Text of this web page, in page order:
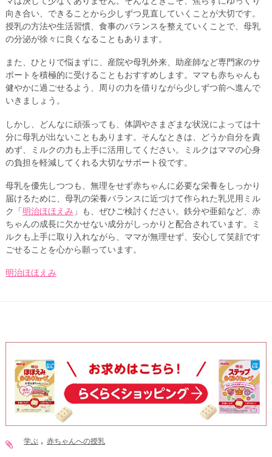
向き合い、できることから少しずつ見直していくことが大切です。
授乳の方法や生活習慣、食事のバランスを整えていくことで、母乳
の分泌が徐々に良くなることもあります。
また、ひとりで悩まずに、産院や母乳外来、助産師など専門家のサ
ポートを積極的に受けることもおすすめします。ママも赤ちゃんも
健やかに過ごせるよう、周りの力を借りながら少しずつ前へ進んで
いきましょう。
しかし、どんなに頑張っても、体調やさまざまな状況によっては十
分に母乳が出ないこともあります。そんなときは、どうか自分を責
めず、ミルクの力も上手に活用してください。ミルクはママの心身
の負担を軽減してくれる大切なサポート役です。
母乳を優先しつつも、無理をせず赤ちゃんに必要な栄養をしっかり
届けるために、母乳の栄養バランスに近づけて作られた乳児用ミル
ク「 明治ほほえみ 」も、ぜひご検討ください。鉄分や亜鉛など、赤
ちゃんの成長に欠かせない成分がしっかりと配合されています。ミ
ルクも上手に取り入れながら、ママが無理せず、安心して笑顔です
ごせることを心から願っています。
明治ほほえみ
学ぶ 赤ちゃんへの授乳